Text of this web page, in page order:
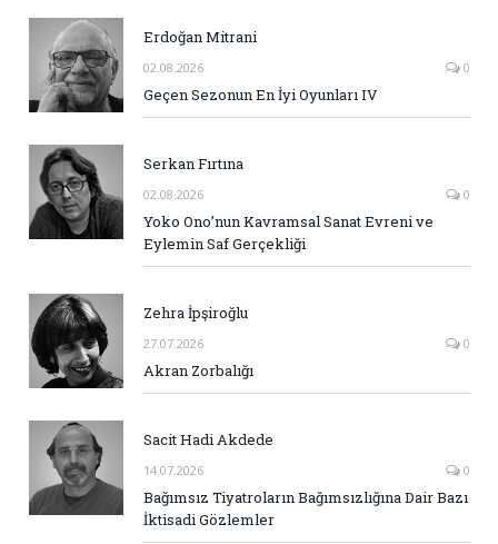
Erdoğan Mitrani
02.08.2026 0
Geçen Sezonun En İyi Oyunları IV
Serkan Fırtına
02.08.2026 0
Yoko Ono’nun Kavramsal Sanat Evreni ve
Eylemin Saf Gerçekliği
Zehra İpşiroğlu
27.07.2026 0
Akran Zorbalığı
Sacit Hadi Akdede
14.07.2026 0
Bağımsız Tiyatroların Bağımsızlığına Dair Bazı
İktisadi Gözlemler